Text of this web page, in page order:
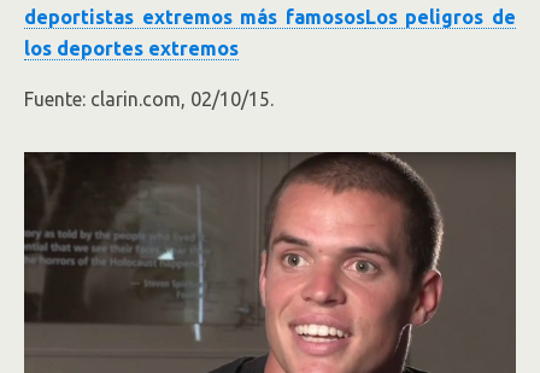
deportistas extremos más famososLos peligros de
los deportes extremos
Fuente: clarin.com, 02/10/15.